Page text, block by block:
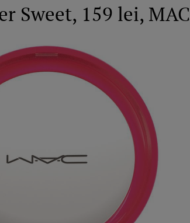
Sweet, 159 lei, MAC